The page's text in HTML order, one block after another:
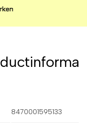
8470001595133